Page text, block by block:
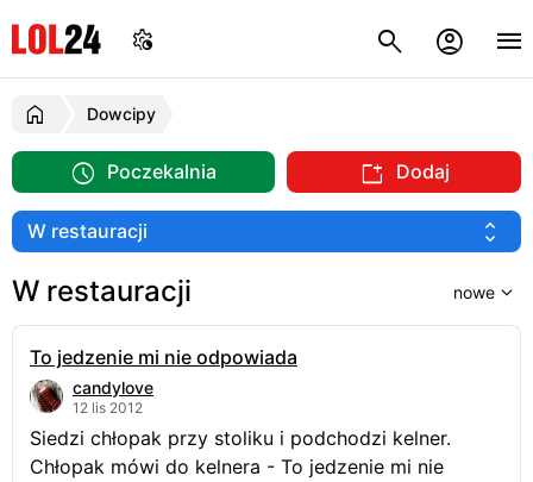
Dowcipy
Poczekalnia Dodaj
W restauracji
To jedzenie mi nie odpowiada
candylove
12 lis 2012
Siedzi chłopak przy stoliku i podchodzi kelner.
Chłopak mówi do kelnera - To jedzenie mi nie